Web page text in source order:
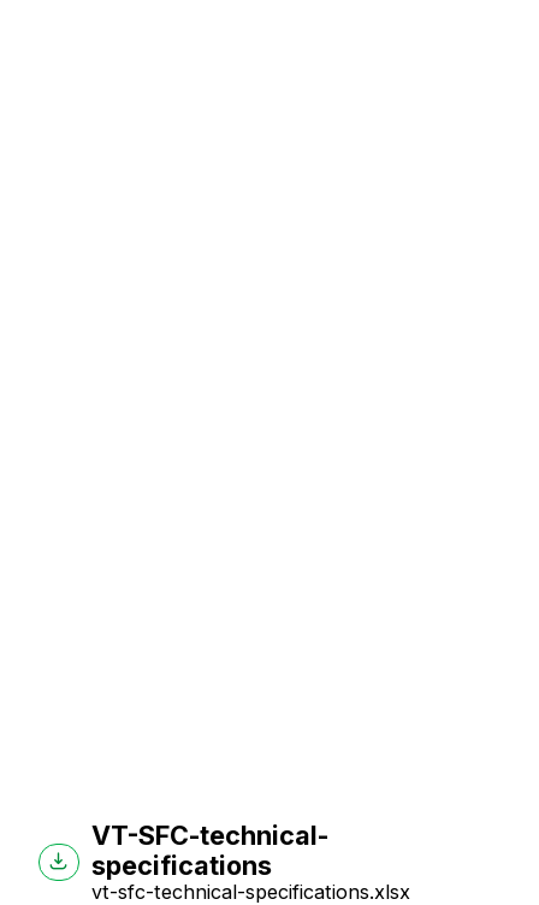
VT-SFC-technical-
specifications
vt-sfc-technical-specifications.xlsx